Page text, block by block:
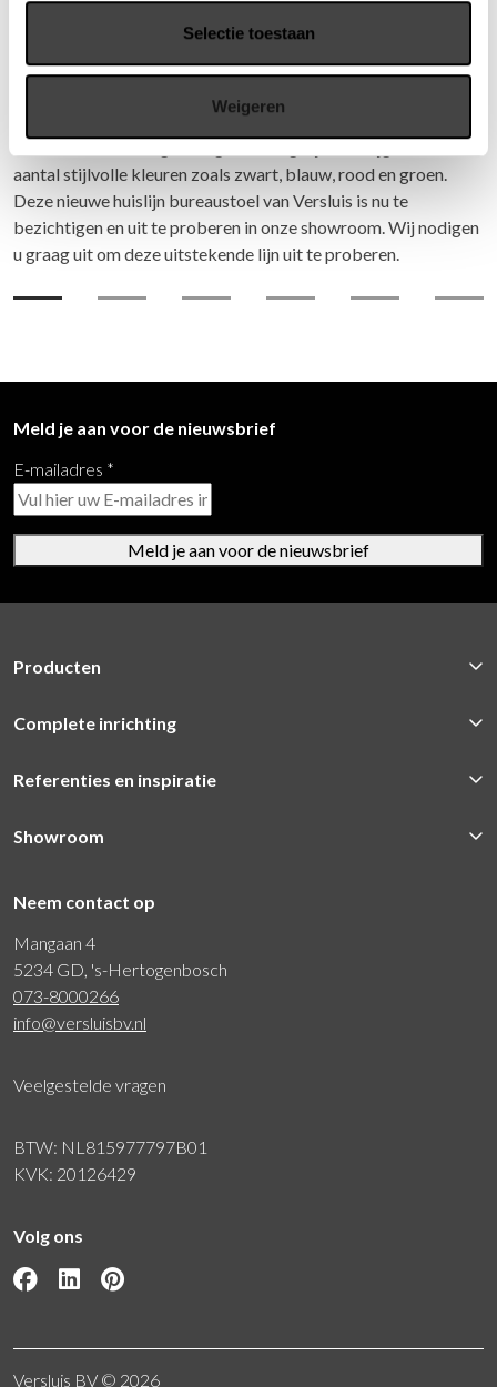
Selectie toestaan
Weigeren
Versluis Creative bureaustoel
De kleuren van de Versluis Creative bureaustoel kunt u zelf
samenstellen. De rugleuning en zitting zijn verkrijgbaar in een
aantal stijlvolle kleuren zoals zwart, blauw, rood en groen.
Deze nieuwe huislijn bureaustoel van Versluis is nu te
bezichtigen en uit te proberen in onze showroom. Wij nodigen
u graag uit om deze uitstekende lijn uit te proberen.
Meld je aan voor de nieuwsbrief
E-mailadres *
Meld je aan voor de nieuwsbrief
Producten
Complete inrichting
Referenties en inspiratie
Showroom
Neem contact op
Mangaan 4
5234 GD, 's-Hertogenbosch
073-8000266
info@versluisbv.nl
Veelgestelde vragen
BTW: NL815977797B01
KVK: 20126429
Volg ons
Versluis BV © 2026